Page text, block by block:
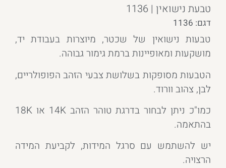
טבעת נישואין | 1136
דגם: 1136
טבעות נישואין של שכטר, מיוצרות בעבודת יד,
מושקעות ומאופיינות ברמת גימור גבוהה.
הטבעות מסופקות בשלושת צבעי הזהב הפופולריים,
לבן, צהוב וורוד.
כמו"כ ניתן לבחור בדרגת טוהר הזהב 14K או 18K
בהתאמה.
יש להשתמש עם סרגל המידות, לקביעת המידה
הרצויה.